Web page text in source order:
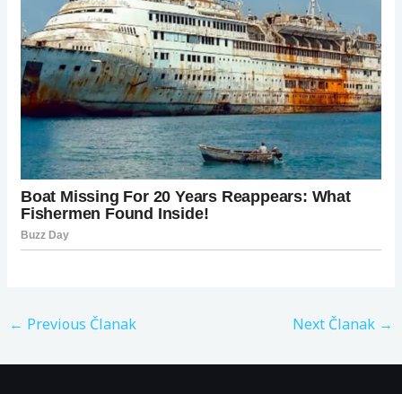
← Previous Članak Next Članak →